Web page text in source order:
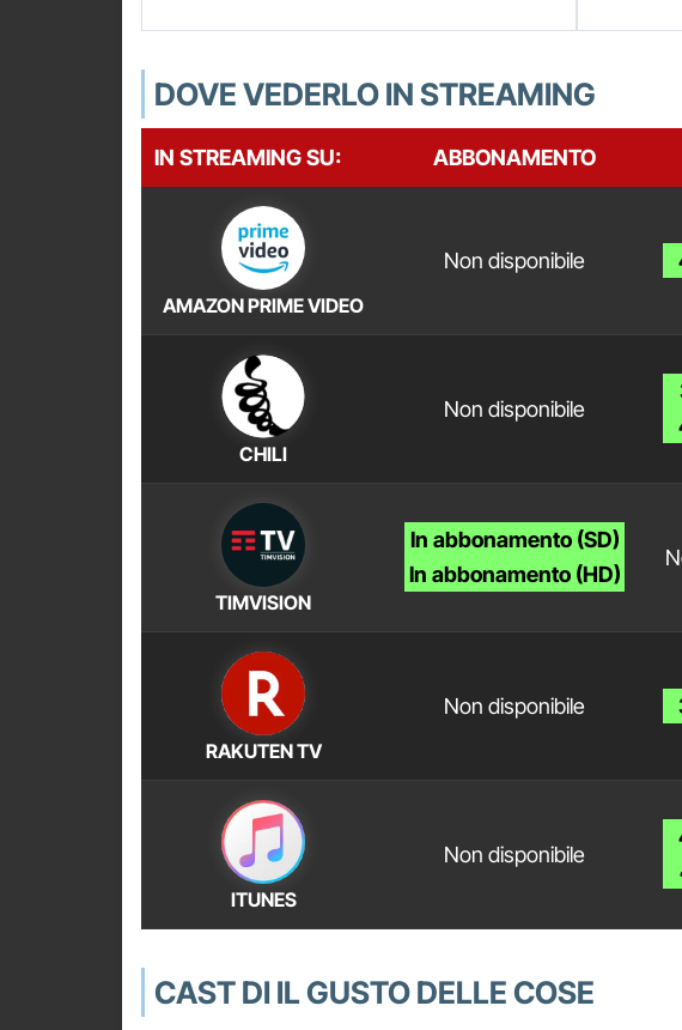
DOVE VEDERLO IN STREAMING
IN STREAMING SU: ABBONAMENTO
AMAZON PRIME VIDEO
Non disponibile
CHILI
Non disponibile
TIMVISION
In abbonamento (SD)
In abbonamento (HD)
RAKUTEN TV
Non disponibile
ITUNES
Non disponibile
CAST DI IL GUSTO DELLE COSE